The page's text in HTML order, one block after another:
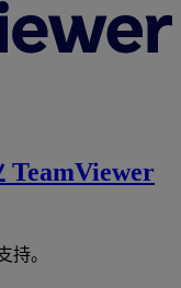
TeamViewer
持。